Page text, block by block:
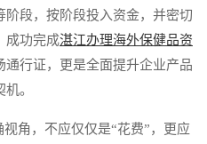
段，按阶段投入资金，并密切
成功完成湛江办理海外保健品资
行证，更是全面提升企业产品
。
角，不应仅仅是“花费”，更应